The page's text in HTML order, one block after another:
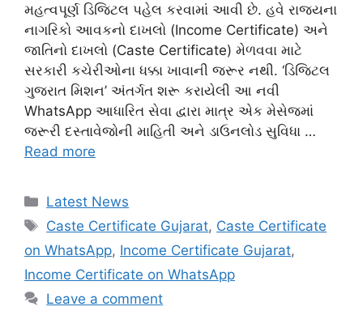
મહત્વપૂર્ણ ડિજિટલ પહેલ કરવામાં આવી છે. હવે રાજ્યના
નાગરિકો આવકનો દાખલો (Income Certificate) અને
જાતિનો દાખલો (Caste Certificate) મેળવવા માટે
સરકારી કચેરીઓના ધક્કા ખાવાની જરૂર નથી. ‘ડિજિટલ
ગુજરાત મિશન’ અંતર્ગત શરૂ કરાયેલી આ નવી
WhatsApp આધારિત સેવા દ્વારા માત્ર એક મેસેજમાં
જરૂરી દસ્તાવેજોની માહિતી અને ડાઉનલોડ સુવિધા …
Read more
Categories
Latest News
Tags
Caste Certificate Gujarat, Caste Certificate
on WhatsApp, Income Certificate Gujarat,
Income Certificate on WhatsApp
Leave a comment